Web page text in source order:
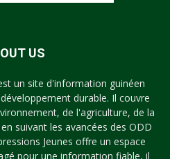
US
un site d'information guinéen
durable. Il couvre
de l'agriculture, de la
suivant les avancées des ODD
Jeunes offre un espace
pour une information fiable, il